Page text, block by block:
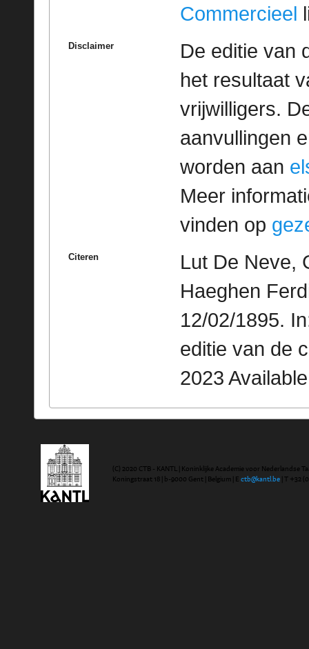
Commercieel
Disclaimer
De editie van
het resultaat
vrijwilligers.
aanvullingen
worden aan
Meer
vinden op
Citeren
Lut De Neve,
Haeghen
12/02/1895.
editie van de
2023
(C) 2020 CTB - KANTL | Koninklijke Academie voor Nederlandse
Koningstraat 18 | b-9000 Gent | Belgium | E ctb@kantl.be | T +32